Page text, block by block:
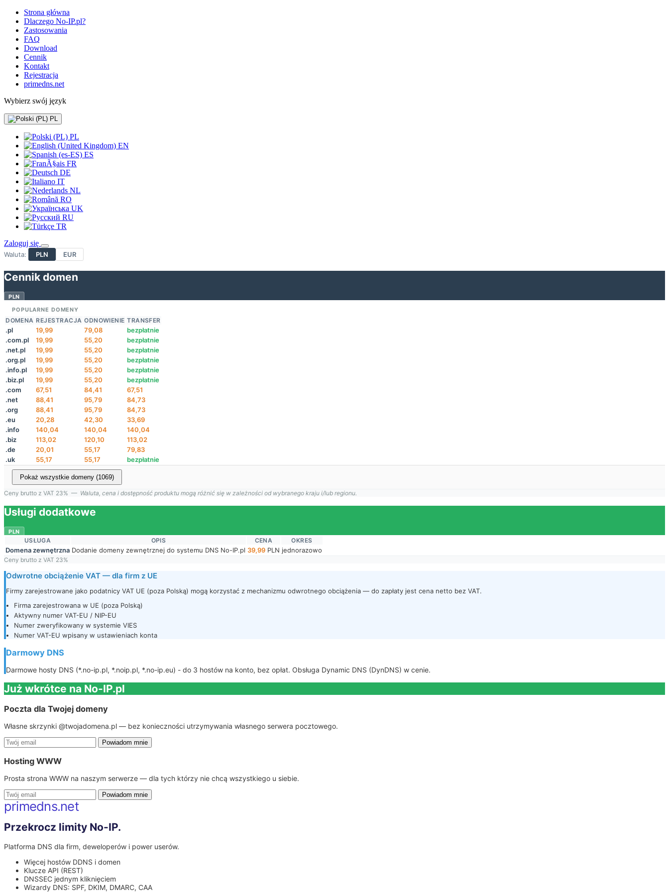
Strona główna
Dlaczego No-IP.pl?
Zastosowania
FAQ
Download
Cennik
Kontakt
Rejestracja
primedns.net
Wybierz swój język
PL
PL
EN
ES
FR
DE
IT
NL
RO
UK
RU
TR
Zaloguj się
Waluta: PLN EUR
Cennik domen
PLN
POPULARNE DOMENY
DOMENA REJESTRACJA ODNOWIENIE TRANSFER
.pl 19,99 79,08
bezpłatnie
.com.pl
19,99 55,20
bezpłatnie
.net.pl
19,99 55,20
bezpłatnie
.org.pl
19,99 55,20
bezpłatnie
.info.pl
19,99 55,20
bezpłatnie
.biz.pl
19,99 55,20
bezpłatnie
.com
67,51 84,41
67,51
.net
88,41 95,79
84,73
.org
88,41 95,79
84,73
.eu
20,28 42,30
33,69
.info
140,04 140,04
140,04
.biz
113,02 120,10
113,02
.de
20,01 55,17
79,83
.uk
55,17 55,17 bezpłatnie
Pokaż wszystkie domeny (1069)
Ceny brutto z VAT 23% — Waluta, cena i dostępność produktu mogą różnić się w zależności od wybranego kraju i/lub regionu.
Usługi dodatkowe
PLN
USŁUGA OPIS CENA OKRES
Domena zewnętrzna Dodanie domeny zewnętrznej do systemu DNS No-IP.pl 39,99 PLN jednorazowo
Ceny brutto z VAT 23%
Odwrotne obciążenie VAT — dla firm z UE
Firmy zarejestrowane jako podatnicy VAT UE (poza Polską) mogą korzystać z mechanizmu odwrotnego obciążenia — do zapłaty jest cena netto bez VAT.
Firma zarejestrowana w UE (poza Polską)
Aktywny numer VAT-EU / NIP-EU
Numer zweryfikowany w systemie VIES
Numer VAT-EU wpisany w ustawieniach konta
Darmowy DNS
Darmowe hosty DNS (*.no-ip.pl, *.noip.pl, *.no-ip.eu) - do 3 hostów na konto, bez opłat. Obsługa Dynamic DNS (DynDNS) w cenie.
Już wkrótce na No-IP.pl
Poczta dla Twojej domeny
Własne skrzynki @twojadomena.pl — bez konieczności utrzymywania własnego serwera pocztowego.
Powiadom mnie
Hosting WWW
Prosta strona WWW na naszym serwerze — dla tych którzy nie chcą wszystkiego u siebie.
Powiadom mnie
primedns.net
Przekrocz limity No-IP.
Platforma DNS dla firm, deweloperów i power userów.
Więcej hostów DDNS i domen
Klucze API (REST)
DNSSEC jednym kliknięciem
Wizardy DNS: SPF, DKIM, DMARC, CAA